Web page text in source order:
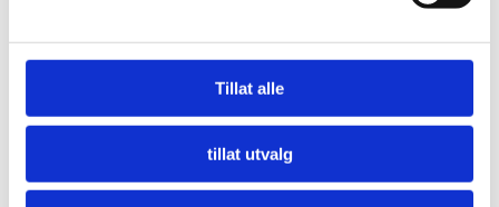
Tillat alle
tillat utvalg